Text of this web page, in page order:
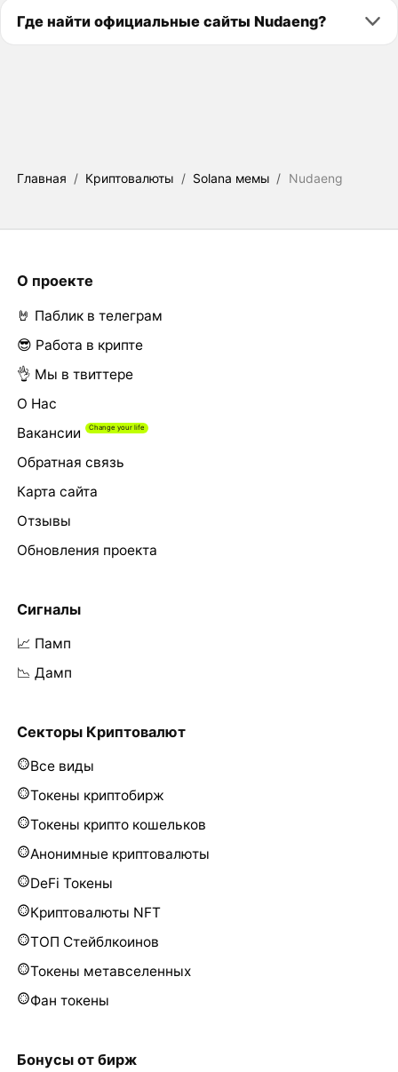
Где найти официальные сайты Nudaeng?
Главная / Криптовалюты / Solana мемы / Nudaeng
О проекте
🤘 Паблик в телеграм
😎 Работа в крипте
👌 Мы в твиттере
О Нас
Вакансии
Обратная связь
Карта сайта
Отзывы
Обновления проекта
Сигналы
📈 Памп
📉 Дамп
Секторы Криптовалют
Все виды
Токены криптобирж
Токены крипто кошельков
Анонимные криптовалюты
DeFi Токены
Криптовалюты NFT
ТОП Стейблкоинов
Токены метавселенных
Фан токены
Бонусы от бирж